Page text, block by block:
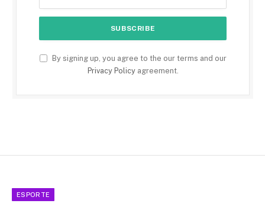
By signing up, you agree to the our terms and our
Privacy Policyagreement.
ESPORTE